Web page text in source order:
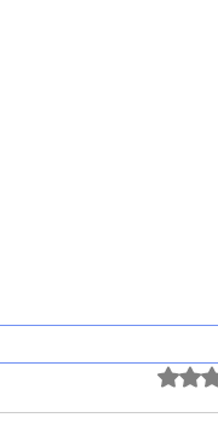
Yalan Söyleme
🤝 ASLA YALAN
5